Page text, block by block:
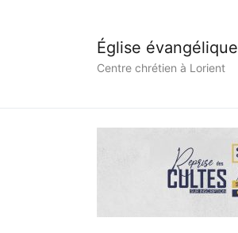
Église
Centre chrétien à Lorient